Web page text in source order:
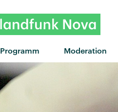
Programm Moderation